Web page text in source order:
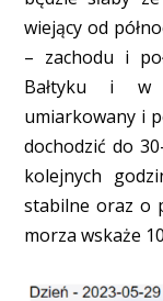
wiejący od
– zachodu i
Bałtyku i w
umiarkowany i
dochodzić do
kolejnych
stabilne oraz o
morza wskaże